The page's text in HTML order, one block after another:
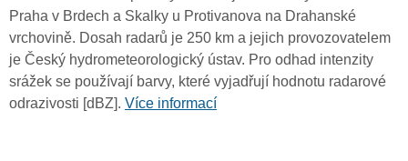
Praha v Brdech a Skalky u Protivanova na Drahanské
vrchovině. Dosah radarů je 250 km a jejich provozovatelem
je Český hydrometeorologický ústav. Pro odhad intenzity
srážek se používají barvy, které vyjadřují hodnotu radarové
odrazivosti [dBZ]. Více informací